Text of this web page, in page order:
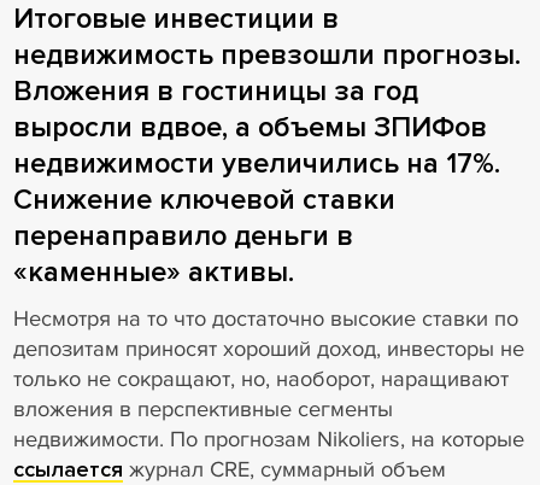
Итоговые инвестиции в
недвижимость превзошли прогнозы.
Вложения в гостиницы за год
выросли вдвое, а объемы ЗПИФов
недвижимости увеличились на 17%.
Снижение ключевой ставки
перенаправило деньги в
«каменные» активы.
Несмотря на то что достаточно высокие ставки по
депозитам приносят хороший доход, инвесторы не
только не сокращают, но, наоборот, наращивают
вложения в перспективные сегменты
недвижимости. По прогнозам Nikoliers, на которые
ссылается журнал CRE, суммарный объем